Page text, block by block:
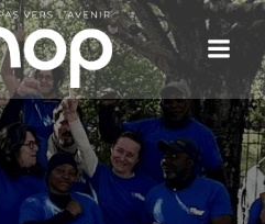
Aller
au
contenu